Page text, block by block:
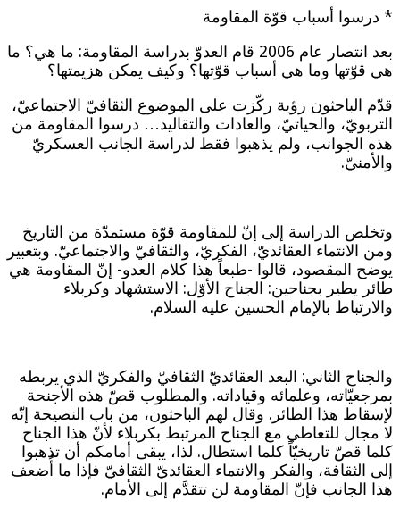
* درسوا أسباب قوّة المقاومة
بعد انتصار عام 2006 قام العدوّ بدراسة المقاومة: ما هي؟ ما
هي قوّتها وما هي أسباب قوّتها؟ وكيف يمكن هزيمتها؟
قدّم الباحثون رؤية ركّزت على الموضوع الثقافيّ الاجتماعيّ،
التربويّ، والحياتيّ، والعادات والتقاليد… درسوا المقاومة من
هذه الجوانب، ولم يذهبوا فقط لدراسة الجانب العسكريّ
والأمنيّ.
وتخلص الدراسة إلى إنّ للمقاومة قوّة مستمدّة من التاريخ
ومن الانتماء العقائديّ، الفكريّ، والثقافيّ والاجتماعيّ. وبتعبير
يوضح المقصود، قالوا -طبعاً هذا كلام العدو- إنّ المقاومة هي
طائر يطير بجناحين: الجناح الأوّل: الاستشهاد وكربلاء
والارتباط بالإمام الحسين عليه السلام.
والجناح الثاني: البعد العقائديّ الثقافيّ والفكريّ الذي يربطه
بمرجعيّاته، وعلمائه وقياداته. والمطلوب قصّ هذه الأجنحة
لإسقاط هذا الطائر. وقال لهم الباحثون، من باب النصيحة إنّه
لا مجال للتعاطي مع الجناح المرتبط بكربلاء لأنّ هذا الجناح
كلما قصّ تاريخيّاً كلما استطال. لذا، يبقى أمامكم أن تذهبوا
إلى الثقافة، والفكر والانتماء العقائديّ الثقافيّ فإذا ما أُضعف
هذا الجانب فإنّ المقاومة لن تتقدَّم إلى الأمام.